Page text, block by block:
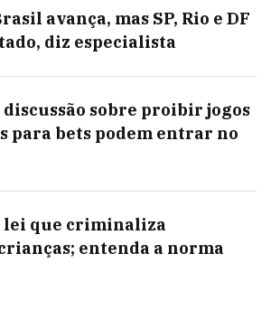
avança, mas SP, Rio e DF
diz especialista
discussão sobre proibir jogos
para bets podem entrar no
lei que criminaliza
entenda a norma